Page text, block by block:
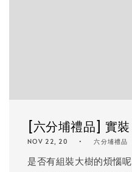
[六分埔禮品] 實
NOV 22, 20 六分埔禮品
是否有組裝大樹的煩惱